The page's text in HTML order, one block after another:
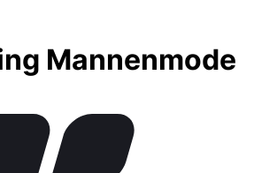
Mannenmode